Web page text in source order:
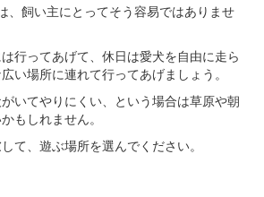
、飼い主にとってそう容易ではありませ
行ってあげて、休日は愛犬を自由に走ら
い場所に連れて行ってあげましょう。
いてやりにくい、という場合は草原や朝
もしれません。
て、遊ぶ場所を選んでください。